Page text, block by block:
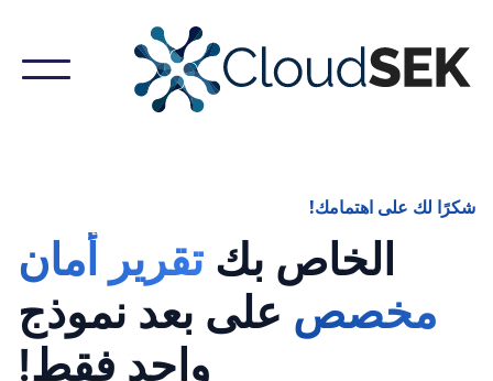
شكرًا لك على اهتمامك!
الخاص بك تقرير أمان
مخصص على بعد نموذج
واحد فقط!